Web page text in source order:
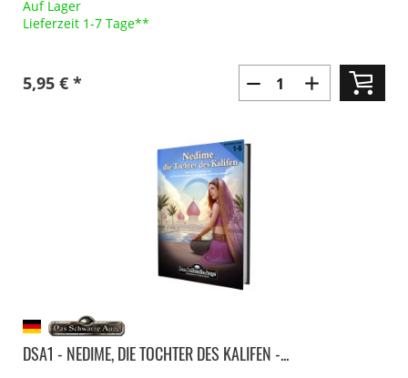
Auf Lager
Lieferzeit 1-7 Tage**
5,95 € *
DSA1 - NEDIME, DIE TOCHTER DES KALIFEN -...